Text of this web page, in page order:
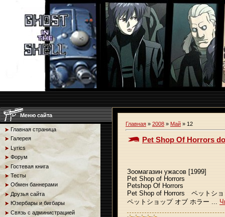
Меню сайта
Главная страница
Галерея
Lyrics
Форум
Гостевая книга
Тесты
Обмен баннерами
Друзья сайта
Юзербары и бигбары
Связь с администрацией
Главная » 2008 » Май » 12
Pet Shop Of Horrors
Зоомагазин ужасов [1999]
Pet Shop of Horrors
Petshop Of Horrors
Pet Shop of Horrors ペットシ
ペットショップ オブ ホラー